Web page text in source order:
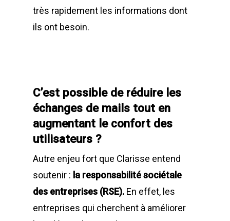
très rapidement les informations dont
ils ont besoin.
C’est possible de réduire les
échanges de mails tout en
augmentant le confort des
utilisateurs ?
Autre enjeu fort que Clarisse entend
soutenir : la responsabilité sociétale
des entreprises (RSE). En effet, les
entreprises qui cherchent à améliorer